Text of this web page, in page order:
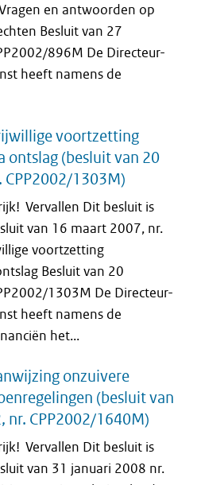
en antwoorden op
Besluit van 27
896M De Directeur-
heeft namens de
voortzetting
ontslag (besluit van 20
1303M)
Vervallen Dit besluit is
van 16 maart 2007, nr.
voortzetting
Besluit van 20
1303M De Directeur-
heeft namens de
het...
onzuivere
(besluit van
nr. CPP2002/1640M)
Vervallen Dit besluit is
van 31 januari 2008 nr.